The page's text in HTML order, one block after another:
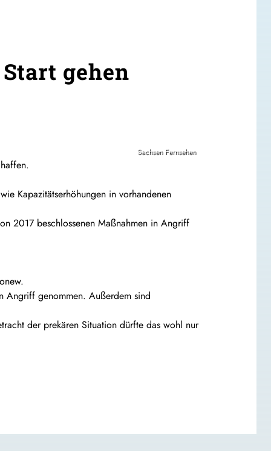
gehen
Sachsen Fernsehen
Kapazitätserhöhungen in vorhandenen
2017 beschlossenen Maßnahmen in Angriff
Angriff genommen. Außerdem sind
der prekären Situation dürfte das wohl nur